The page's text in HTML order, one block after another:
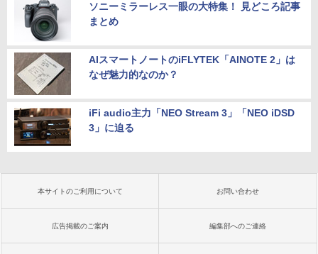
ソニーミラーレス一眼の大特集！ 見どころ記事
まとめ
AIスマートノートのiFLYTEK「AINOTE 2」は
なぜ魅力的なのか？
iFi audio主力「NEO Stream 3」「NEO iDSD
3」に迫る
本サイトのご利用について お問い合わせ
広告掲載のご案内 編集部へのご連絡